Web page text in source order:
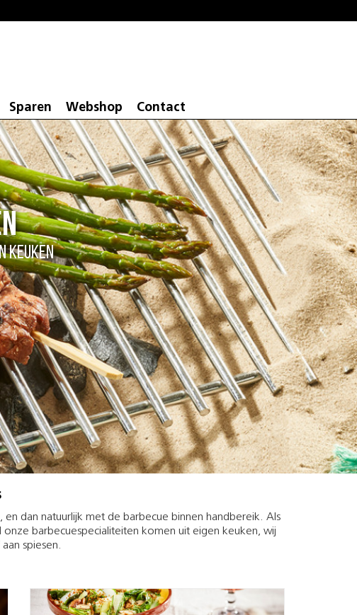
Sparen Webshop Contact
keuken
dan natuurlijk met de barbecue binnen handbereik. Als
barbecuespecialiteiten komen uit eigen keuken, wij
spiesen.